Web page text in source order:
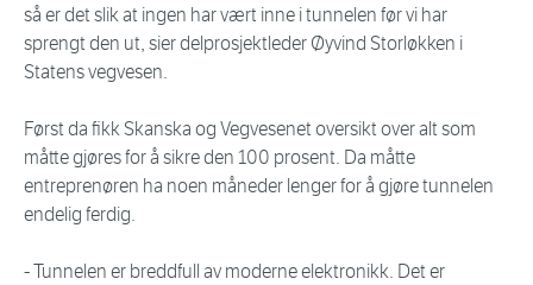
så er det slik at ingen har vært inne i tunnelen før vi har
sprengt den ut, sier delprosjektleder Øyvind Storløkken i
Statens vegvesen.
Først da fikk Skanska og Vegvesenet oversikt over alt som
måtte gjøres for å sikre den 100 prosent. Da måtte
entreprenøren ha noen måneder lenger for å gjøre tunnelen
endelig ferdig.
- Tunnelen er breddfull av moderne elektronikk. Det er